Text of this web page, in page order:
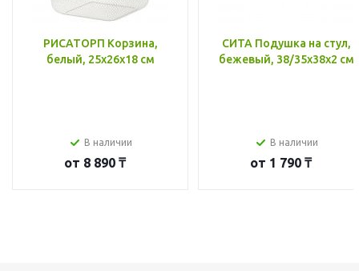
РИСАТОРП Корзина,
белый, 25x26x18 см
В наличии
от 8 890 ₸
СИТА Подушка на стул,
бежевый, 38/35x38x2 см
В наличии
от 1 790 ₸